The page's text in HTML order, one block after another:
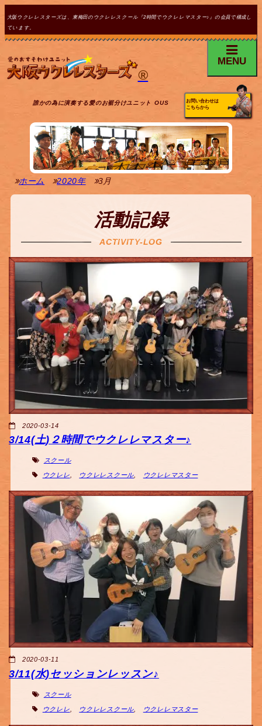
大阪ウクレレスターズは、東梅田のウクレレスクール『2時間でウクレレマスター♪』の会員で構成し
ています。
®
MENU
誰かの為に演奏する愛のお裾分けユニット OUS
お問い合わせは
こちらから
ホーム 2020年 3月
活動記録
ACTIVITY-LOG
2020-03-14
3/14(土)２時間でウクレレマスター♪
スクール
ウクレレ ウクレレスクール, ウクレレマスター
2020-03-11
3/11(水)セッションレッスン♪
スクール
ウクレレ ウクレレスクール, ウクレレマスター